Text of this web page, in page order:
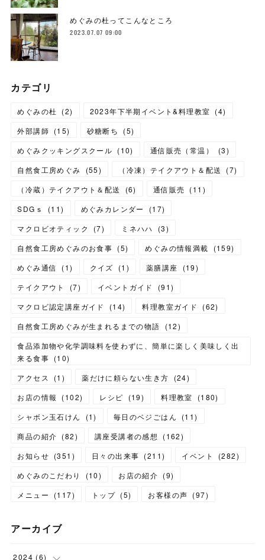
めぐみの杜ってこんなところ
2023.07.07 09:00
カテゴリ
めぐみの杜 (2) 2023年下半期イベント&料理教室 (4)
外部講師 (15) 砂糖断ち (5)
めぐみクッキングスクール (10) 通信販売（常温） (3)
自然食工房めぐみ
(55) （冷凍）テイクアウト＆配送 (7)
（冷蔵）テイクアウト＆配送
(6) 通信販売 (11 )
SDGｓ
(11) めぐみカレンダー (17)
マクロビオティック
(7) ミネハハ (3)
自然食工房めぐみのお食事 (5) めぐみの情報満載 (159)
めぐみ通信
(1) クイズ (1 ) 薬膳講座 (19)
テイクアウト
(7) イベントガイド (91)
マクロビ認定講座ガイド
(14) 料理教室ガイド (62)
自然食工房めぐみが生まれるまでの物語
(12)
食品添加物や化学調味料を使わずに、簡単に楽しく美味しく出
来る食事 (10)
アクセス
(1 ) 薬だけに頼らない生き方 (24)
お店の情報
(102) レシピ (19) 料理教室 (180)
シャボン玉石けん
(1) 毎日のベジごはん (11)
商品の紹介 (82) 講座受講者の感想 (162)
お知らせ (351 ) 日々の出来事 (211) イベント (282)
めぐみのこだわり
(10) お店の紹介 (9)
メニュー
(117) トップ (5) お客様の声 (97)
アーカイブ
2024 (6)